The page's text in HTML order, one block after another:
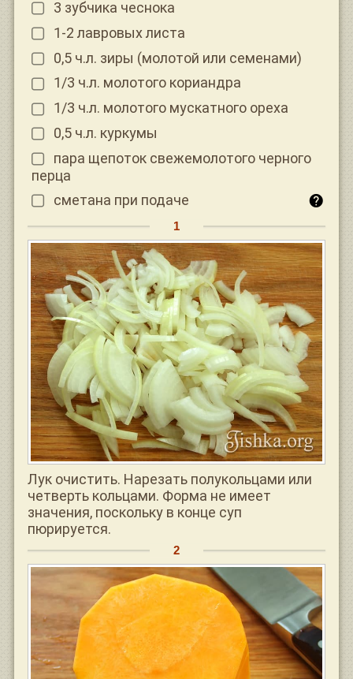
3 зубчика чеснока
1-2 лавровых листа
0,5 ч.л. зиры (молотой или семенами)
1/3 ч.л. молотого кориандра
1/3 ч.л. молотого мускатного ореха
0,5 ч.л. куркумы
пара щепоток свежемолотого черного
перца
сметана при подаче
Лук очистить. Нарезать полукольцами или
четверть кольцами. Форма не имеет
значения, поскольку в конце суп
пюрируется.